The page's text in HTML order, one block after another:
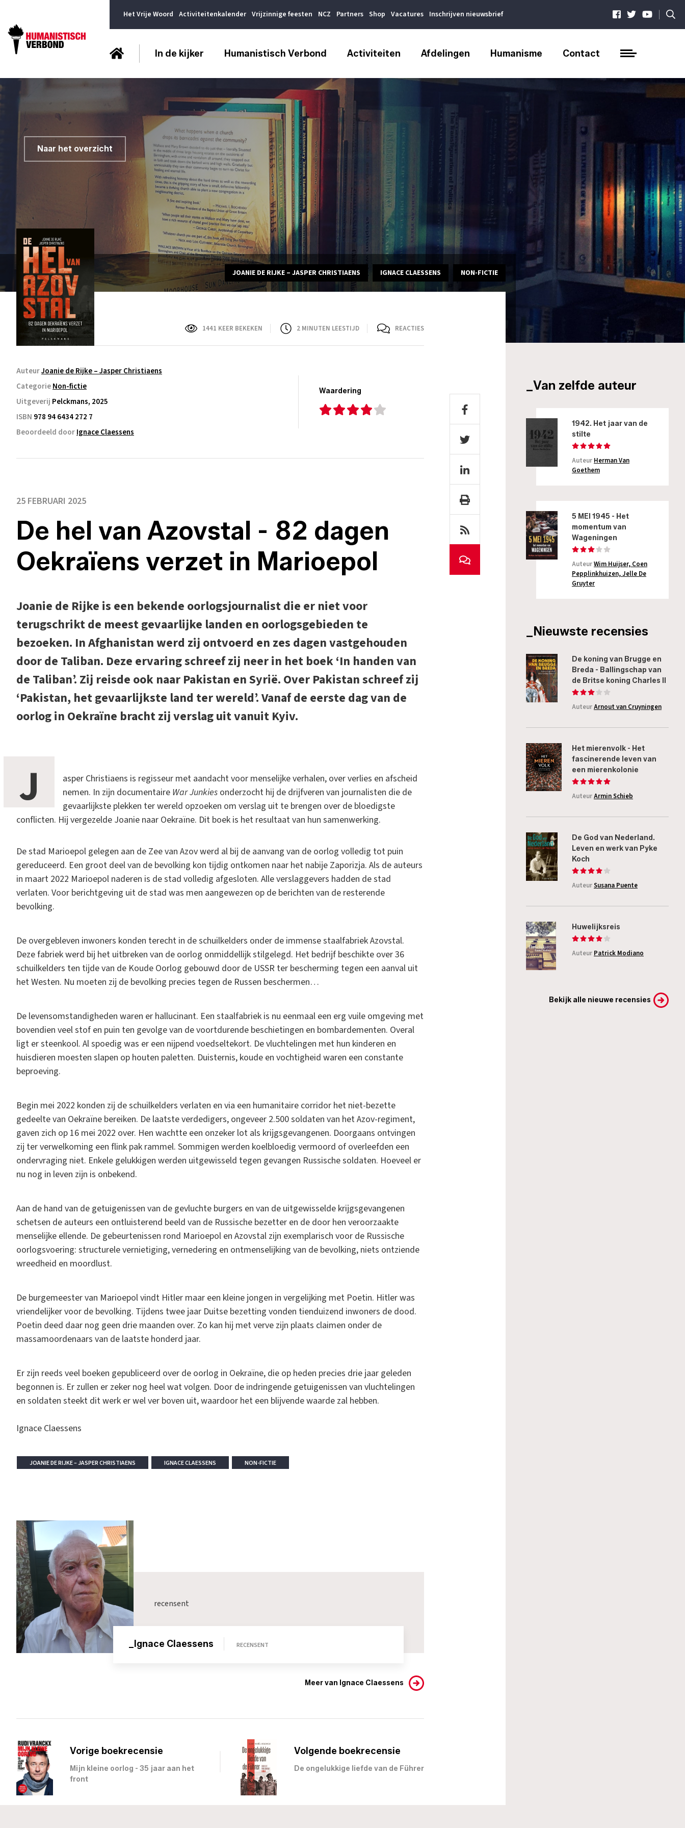
Het Vrije Woord Activiteitenkalender Vrijzinnige feesten NCZ Partners Shop Vacatures Inschrijven nieuwsbrief |
In de kijker Humanistisch Verbond Activiteiten Afdelingen Humanisme Contact
Naar het overzicht
JOANIE DE RIJKE – JASPER CHRISTIAENS IGNACE CLAESSENS NON-FICTIE
1441 KEER BEKEKEN 2 MINUTEN LEESTIJD REACTIES
AuteurJoanie de Rijke – Jasper Christiaens
CategorieNon-fictie
Uitgeverij Pelckmans, 2025
ISBN 978 94 6434 272 7
Beoordeeld doorIgnace Claessens
Waardering
25 FEBRUARI 2025
De hel van Azovstal - 82 dagen
Oekraïens verzet in Marioepol
Joanie de Rijke is een bekende oorlogsjournalist die er niet voor
terugschrikt de meest gevaarlijke landen en oorlogsgebieden te
bezoeken. In Afghanistan werd zij ontvoerd en zes dagen vastgehouden
door de Taliban. Deze ervaring schreef zij neer in het boek ‘In handen van
de Taliban’. Zij reisde ook naar Pakistan en Syrië. Over Pakistan schreef zij
‘Pakistan, het gevaarlijkste land ter wereld’. Vanaf de eerste dag van de
oorlog in Oekraïne bracht zij verslag uit vanuit Kyiv.
J
asper Christiaens is regisseur met aandacht voor menselijke verhalen, over verlies en afscheid
nemen. In zijn documentaire War Junkies onderzocht hij de drijfveren van journalisten die de
gevaarlijkste plekken ter wereld opzoeken om verslag uit te brengen over de bloedigste
conflicten. Hij vergezelde Joanie naar Oekraïne. Dit boek is het resultaat van hun samenwerking.
De stad Marioepol gelegen aan de Zee van Azov werd al bij de aanvang van de oorlog volledig tot puin
gereduceerd. Een groot deel van de bevolking kon tijdig ontkomen naar het nabije Zaporizja. Als de auteurs
in maart 2022 Marioepol naderen is de stad volledig afgesloten. Alle verslaggevers hadden de stad
verlaten. Voor berichtgeving uit de stad was men aangewezen op de berichten van de resterende
bevolking.
De overgebleven inwoners konden terecht in de schuilkelders onder de immense staalfabriek Azovstal.
Deze fabriek werd bij het uitbreken van de oorlog onmiddellijk stilgelegd. Het bedrijf beschikte over 36
schuilkelders ten tijde van de Koude Oorlog gebouwd door de USSR ter bescherming tegen een aanval uit
het Westen. Nu moeten zij de bevolking precies tegen de Russen beschermen…
De levensomstandigheden waren er hallucinant. Een staalfabriek is nu eenmaal een erg vuile omgeving met
bovendien veel stof en puin ten gevolge van de voortdurende beschietingen en bombardementen. Overal
ligt er steenkool. Al spoedig was er een nijpend voedseltekort. De vluchtelingen met hun kinderen en
huisdieren moesten slapen op houten paletten. Duisternis, koude en vochtigheid waren een constante
beproeving.
Begin mei 2022 konden zij de schuilkelders verlaten en via een humanitaire corridor het niet-bezette
gedeelte van Oekraïne bereiken. De laatste verdedigers, ongeveer 2.500 soldaten van het Azov-regiment,
gaven zich op 16 mei 2022 over. Hen wachtte een onzeker lot als krijgsgevangenen. Doorgaans ontvingen
zij ter verwelkoming een flink pak rammel. Sommigen werden koelbloedig vermoord of overleefden een
ondervraging niet. Enkele gelukkigen werden uitgewisseld tegen gevangen Russische soldaten. Hoeveel er
nu nog in leven zijn is onbekend.
Aan de hand van de getuigenissen van de gevluchte burgers en van de uitgewisselde krijgsgevangenen
schetsen de auteurs een ontluisterend beeld van de Russische bezetter en de door hen veroorzaakte
menselijke ellende. De gebeurtenissen rond Marioepol en Azovstal zijn exemplarisch voor de Russische
oorlogsvoering: structurele vernietiging, vernedering en ontmenselijking van de bevolking, niets ontziende
wreedheid en moordlust.
De burgemeester van Marioepol vindt Hitler maar een kleine jongen in vergelijking met Poetin. Hitler was
vriendelijker voor de bevolking. Tijdens twee jaar Duitse bezetting vonden tienduizend inwoners de dood.
Poetin deed daar nog geen drie maanden over. Zo kan hij met verve zijn plaats claimen onder de
massamoordenaars van de laatste honderd jaar.
Er zijn reeds veel boeken gepubliceerd over de oorlog in Oekraïne, die op heden precies drie jaar geleden
begonnen is. Er zullen er zeker nog heel wat volgen. Door de indringende getuigenissen van vluchtelingen
en soldaten steekt dit werk er wel ver boven uit, waardoor het een blijvende waarde zal hebben.
Ignace Claessens
JOANIE DE RIJKE – JASPER CHRISTIAENS IGNACE CLAESSENS NON-FICTIE
recensent
_Ignace Claessens RECENSENT
Meer van Ignace Claessens
Vorige boekrecensie
Mijn kleine oorlog - 35 jaar aan het
front
Volgende boekrecensie
De ongelukkige liefde van de Führer
_Van zelfde auteur
1942. Het jaar van de
stilte
Auteur Herman Van
Goethem
5 MEI 1945 - Het
momentum van
Wageningen
AuteurWim Huijser, Coen
Pepplinkhuizen, Jelle De
Gruyter
_Nieuwste recensies
De koning van Brugge en
Breda - Ballingschap van
de Britse koning Charles II
AuteurArnout van Cruyningen
Het mierenvolk - Het
fascinerende leven van
een mierenkolonie
AuteurArmin Schieb
De God van Nederland.
Leven en werk van Pyke
Koch
AuteurSusana Puente
Huwelijksreis
Auteur Patrick Modiano
Bekijk alle nieuwe recensies